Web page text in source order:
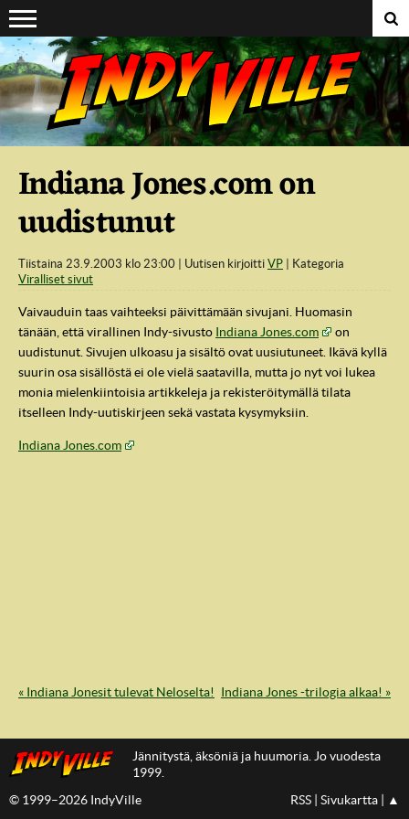
Suoraan sisältöön
Indiana Jones.com on
uudistunut
Tiistaina 23.9.2003 klo 23:00 Uutisen kirjoitti VP
Kategoria
Viralliset sivut
Vaivauduin taas vaihteeksi päivittämään sivujani. Huomasin
tänään, että virallinen Indy-sivusto Indiana Jones.com
on
uudistunut. Sivujen ulkoasu ja sisältö ovat uusiutuneet. Ikävä kyllä
suurin osa sisällöstä ei ole vielä saatavilla, mutta jo nyt voi lukea
monia mielenkiintoisia artikkeleja ja rekisteröitymällä tilata
itselleen Indy-uutiskirjeen sekä vastata kysymyksiin.
Indiana Jones.com
« Indiana Jonesit tulevat Neloselta! Indiana Jones -trilogia alkaa! »
Jännitystä, äksöniä ja huumoria. Jo vuodesta
1999.
© 1999–2026 IndyVille
RSS Sivukartta ▲